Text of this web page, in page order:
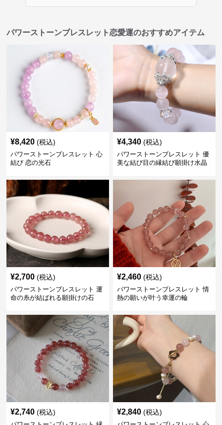
パワーストーンブレスレット恋愛運のおすすめアイテム
¥8,420 (税込)
パワーストーンブレスレット 心
結び 恋の光石
¥4,340 (税込)
パワーストーンブレスレット 優
美な結び目の縁結び願掛け水晶
¥2,700 (税込)
パワーストーンブレスレット 運
命の糸が結ばれる願掛けの石
¥2,460 (税込)
パワーストーンブレスレット 情
熱の願いが叶う幸運の輪
¥2,740 (税込) ¥2,840 (税込)